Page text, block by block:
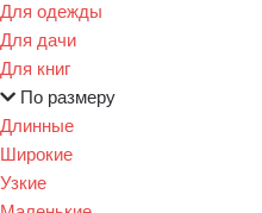
Для одежды
Для дачи
Для книг
По размеру
Длинные
Широкие
Узкие